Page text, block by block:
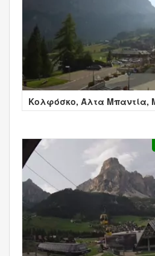
Κολφόσκο, Άλτα Μπαντία,
Colfosco